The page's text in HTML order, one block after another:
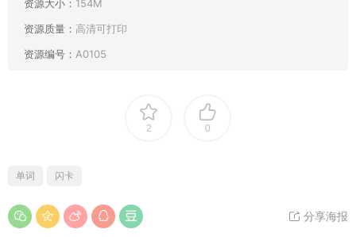
资源大小： 154M
资源质量： 高清可打印
资源编号： A0105
2 0
单词 闪卡
分享海报